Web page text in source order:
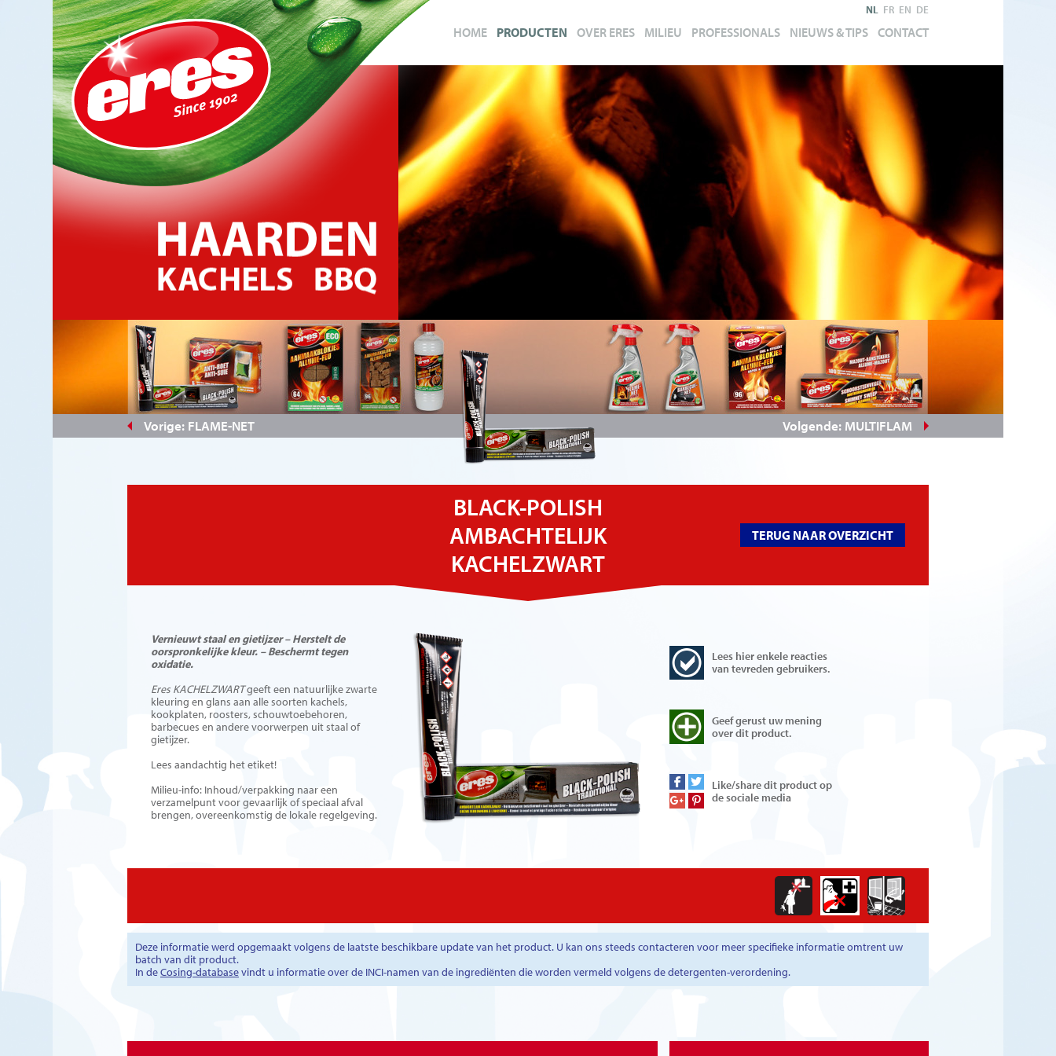
HOME PRODUCTEN OVER ERES MILIEU PROFESSIONALS NIEUWS & TIPS CONTACT
NL FR EN DE
Vorige: FLAME-NET Volgende: MULTIFLAM
BLACK-POLISH
AMBACHTELIJK
KACHELZWART
TERUG NAAR OVERZICHT
Vernieuwt staal en gietijzer – Herstelt de
oorspronkelijke kleur. – Beschermt tegen
oxidatie.
Eres KACHELZWARTgeeft een natuurlijke zwarte
kleuring en glans aan alle soorten kachels,
kookplaten, roosters, schouwtoebehoren,
barbecues en andere voorwerpen uit staal of
gietijzer.
Lees aandachtig het etiket!
Milieu-info: Inhoud/verpakking naar een
verzamelpunt voor gevaarlijk of speciaal afval
brengen, overeenkomstig de lokale regelgeving.
Lees hier enkele reacties
van tevreden gebruikers.
Geef gerust uw mening
over dit product.
Like/share dit product op
de sociale media
Deze informatie werd opgemaakt volgens de laatste beschikbare update van het product. U kan ons steeds contacteren voor meer specifieke informatie omtrent uw
batch van dit product.
In deCosing-databasevindt u informatie over de INCI-namen van de ingrediënten die worden vermeld volgens de detergenten-verordening.